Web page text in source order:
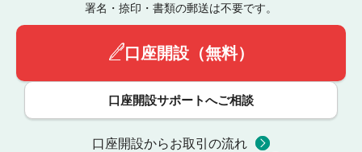
署名・捺印・書類の郵送は不要です。
口座開設（無料）
口座開設サポートへご相談
口座開設からお取引の流れ